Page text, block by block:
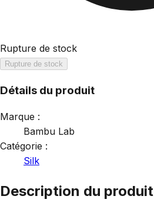
Rupture de stock
Rupture de stock
Détails du produit
Marque :
Bambu Lab
Catégorie :
Silk
Description du produit